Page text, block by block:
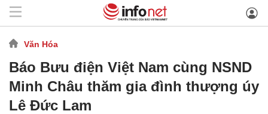
Văn Hóa
Báo Bưu điện Việt Nam cùng NSND
Minh Châu thăm gia đình thượng úy
Lê Đức Lam